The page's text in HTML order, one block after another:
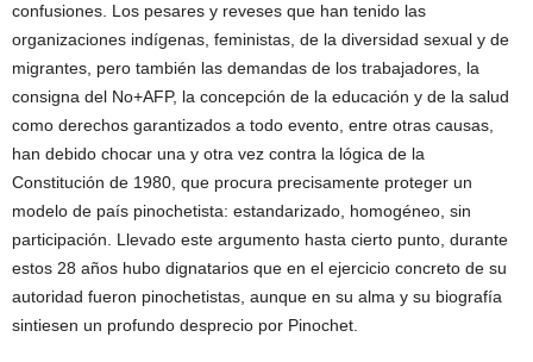
confusiones. Los pesares y reveses que han tenido las
organizaciones indígenas, feministas, de la diversidad sexual y de
migrantes, pero también las demandas de los trabajadores, la
consigna del No+AFP, la concepción de la educación y de la salud
como derechos garantizados a todo evento, entre otras causas,
han debido chocar una y otra vez contra la lógica de la
Constitución de 1980, que procura precisamente proteger un
modelo de país pinochetista: estandarizado, homogéneo, sin
participación. Llevado este argumento hasta cierto punto, durante
estos 28 años hubo dignatarios que en el ejercicio concreto de su
autoridad fueron pinochetistas, aunque en su alma y su biografía
sintiesen un profundo desprecio por Pinochet.